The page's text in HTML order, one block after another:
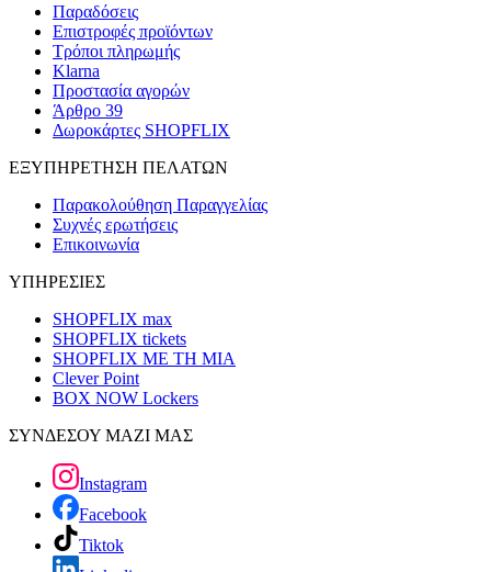
Παραδόσεις
Επιστροφές προϊόντων
Τρόποι πληρωμής
Klarna
Προστασία αγορών
Άρθρο 39
Δωροκάρτες SHOPFLIX
ΕΞΥΠΗΡΕΤΗΣΗ ΠΕΛΑΤΩΝ
Παρακολούθηση Παραγγελίας
Συχνές ερωτήσεις
Επικοινωνία
ΥΠΗΡΕΣΙΕΣ
SHOPFLIX max
SHOPFLIX tickets
SHOPFLIX ΜΕ ΤΗ ΜΙΑ
Clever Point
BOX NOW Lockers
ΣΥΝΔΕΣΟΥ ΜΑΖΙ ΜΑΣ
Instagram
Facebook
Tiktok